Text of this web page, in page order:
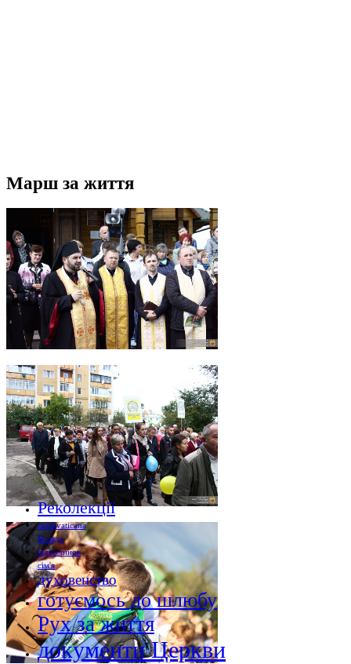
Марш за життя
Реколекції
radiovaticana
Коляда
відпочинок
сім'я
духовенство
готуємось до шлюбу
Рух за життя
документи Церкви